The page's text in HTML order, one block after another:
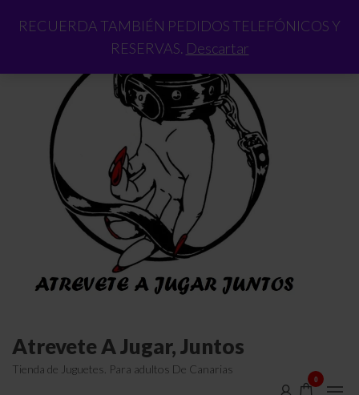
RECUERDA TAMBIÉN PEDIDOS TELEFÓNICOS Y
RESERVAS. Descartar
Atrevete A Jugar, Juntos
Tienda de Juguetes. Para adultos De Canarias
0